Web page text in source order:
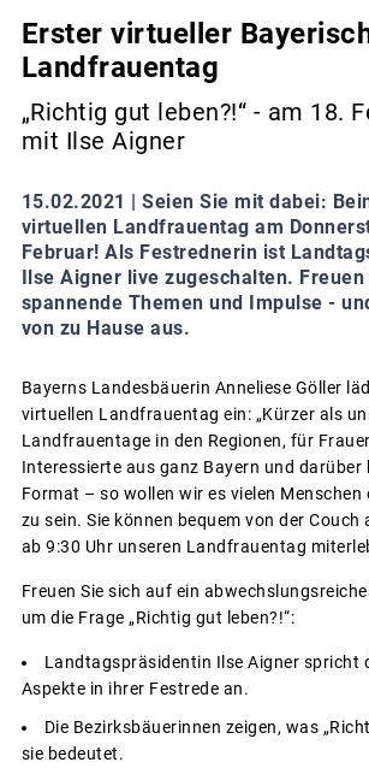
Erster virtueller
Landfrauentag
„Richtig gut leben?!“ - am 18.
mit Ilse Aigner
15.02.2021 | Seien Sie mit dabei:
virtuellen Landfrauentag am
Februar! Als Festrednerin ist
Ilse Aigner live zugeschalten.
spannende Themen und Impulse -
von zu Hause aus.
Bayerns Landesbäuerin Anneliese Göller
virtuellen Landfrauentag ein: „Kürzer als
Landfrauentage in den Regionen, für
Interessierte aus ganz Bayern und
Format – so wollen wir es vielen Menschen
zu sein. Sie können bequem von der Couch
ab 9:30 Uhr unseren Landfrauentag
Freuen Sie sich auf ein
um die Frage „Richtig gut leben?!“:
Landtagspräsidentin Ilse Aigner spricht
Aspekte in ihrer Festrede an.
Die Bezirksbäuerinnen zeigen, was
sie bedeutet.